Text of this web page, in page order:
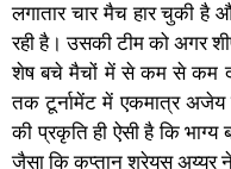
लगातार चार मैच हार चुकी
रही है। उसकी टीम को अगर
शेष बचे मैचों में से कम से कम
तक टूर्नामेंट में एकमात्र
की प्रकृति ही ऐसी है कि
जैसा कि कप्तान श्रेयस अय्यर